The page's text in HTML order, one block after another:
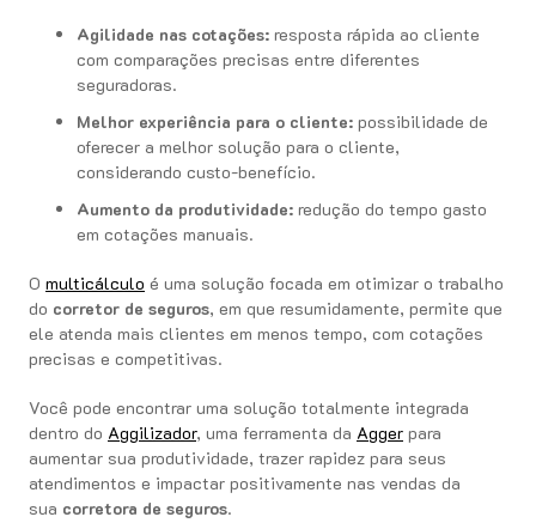
Agilidade nas cotações: resposta rápida ao cliente
com comparações precisas entre diferentes
seguradoras.
Melhor experiência para o cliente: possibilidade de
oferecer a melhor solução para o cliente,
considerando custo-benefício.
Aumento da produtividade: redução do tempo gasto
em cotações manuais.
O multicálculo é uma solução focada em otimizar o trabalho
do corretor de seguros, em que resumidamente, permite que
ele atenda mais clientes em menos tempo, com cotações
precisas e competitivas.
Você pode encontrar uma solução totalmente integrada
dentro do Aggilizador, uma ferramenta da Agger para
aumentar sua produtividade, trazer rapidez para seus
atendimentos e impactar positivamente nas vendas da
sua corretora de seguros.